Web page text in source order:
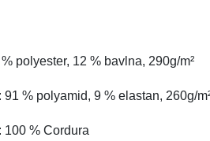
polyester, 12 % bavlna, 290g/m²
% polyamid, 9 % elastan, 260g/
100 % Cordura